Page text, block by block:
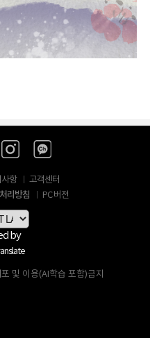
항
고객센터
리방침 PC 버전
by
및 이용(AI학습 포함)금지